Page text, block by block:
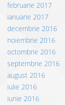
februarie 2017
ianuarie 2017
decembrie 2016
noiembrie 2016
octombrie 2016
septembrie 2016
august 2016
iulie 2016
iunie 2016